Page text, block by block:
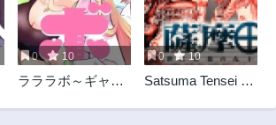
第17.2話
1年前
第16.2話
1年前
第15.2話
0 10
ラララボ～ギャル
0 10
Satsuma Tensei 薩